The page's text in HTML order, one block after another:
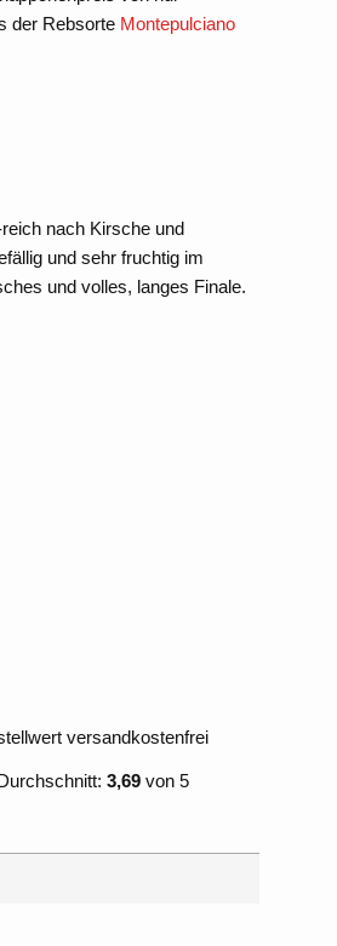
der Rebsorte Montepulciano
reich nach Kirsche und
und sehr fruchtig im
und volles, langes Finale.
versandkostenfrei
3,69 von 5